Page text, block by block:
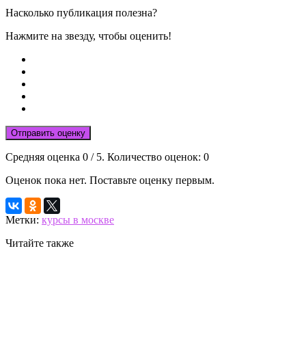
Насколько публикация полезна?
Нажмите на звезду, чтобы оценить!
Отправить оценку
Средняя оценка 0 / 5. Количество оценок: 0
Оценок пока нет. Поставьте оценку первым.
Метки: курсы в москве
Читайте также